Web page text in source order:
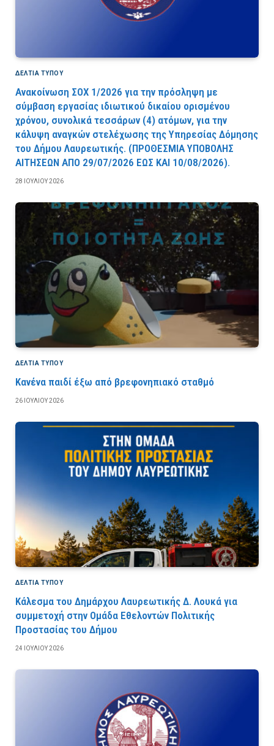
ΔΕΛΤΙΑ ΤΥΠΟΥ
Ανακοίνωση ΣΟΧ 1/2026 για την πρόσληψη με
σύμβαση εργασίας ιδιωτικού δικαίου ορισμένου
χρόνου, συνολικά τεσσάρων (4) ατόμων, για την
κάλυψη αναγκών στελέχωσης της Υπηρεσίας Δόμησης
του Δήμου Λαυρεωτικής. (ΠPOΘEΣMIA YΠOBOΛHΣ
AITHΣEΩN AΠO 29/07/2026 EΩΣ KAI 10/08/2026).
28 ΙΟΥΛΊΟΥ 2026
ΔΕΛΤΙΑ ΤΥΠΟΥ
Κανένα παιδί έξω από βρεφονηπιακό σταθμό
26 ΙΟΥΛΊΟΥ 2026
ΔΕΛΤΙΑ ΤΥΠΟΥ
Κάλεσμα του Δημάρχου Λαυρεωτικής Δ. Λουκά για
συμμετοχή στην Ομάδα Εθελοντών Πολιτικής
Προστασίας του Δήμου
24 ΙΟΥΛΊΟΥ 2026